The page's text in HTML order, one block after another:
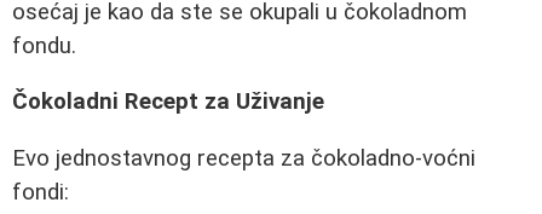
osećaj je kao da ste se okupali u čokoladnom
fondu.
Čokoladni Recept za Uživanje
Evo jednostavnog recepta za čokoladno-voćni
fondi: